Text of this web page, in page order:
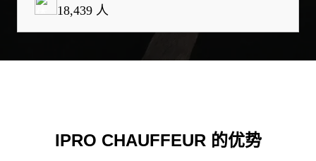
18,439 人
IPRO CHAUFFEUR 的优势